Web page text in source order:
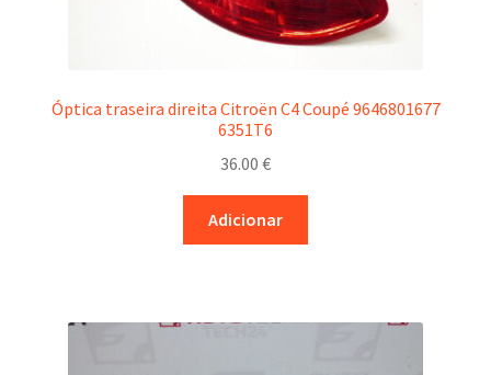
Óptica traseira direita Citroën C4 Coupé 9646801677
6351T6
36.00 €
Adicionar